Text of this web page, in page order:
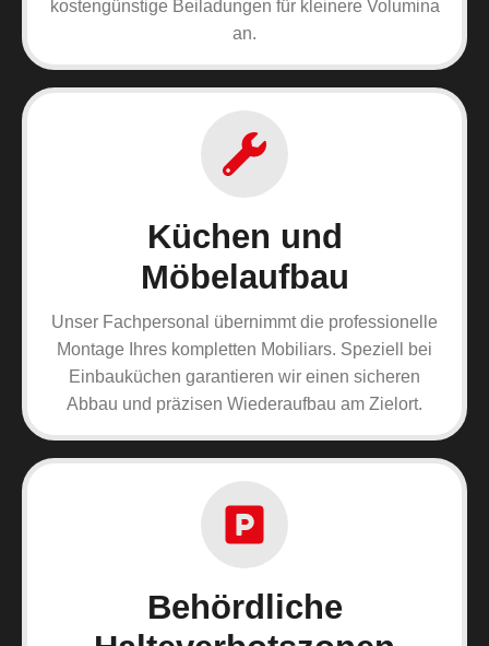
kostengünstige Beiladungen für kleinere Volumina
an.
Küchen und
Möbelaufbau
Unser Fachpersonal übernimmt die professionelle
Montage Ihres kompletten Mobiliars. Speziell bei
Einbauküchen garantieren wir einen sicheren
Abbau und präzisen Wiederaufbau am Zielort.
Behördliche